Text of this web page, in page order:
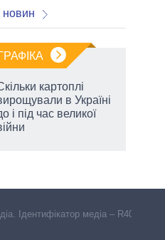
новин
картоплі
в Україні
і під час великої
Ідентифікатор медіа – R40-